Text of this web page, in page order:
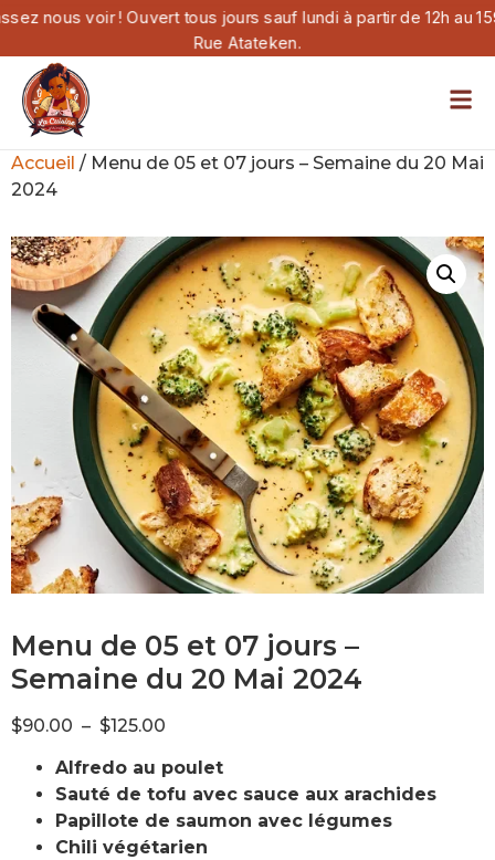
nous voir ! Ouvert tous jours sauf lundi à partir de 12h au
Rue Atateken.
Accueil / Menu de 05 et 07 jours – Semaine du 20 Mai
2024
Menu de 05 et 07 jours –
Semaine du 20 Mai 2024
$90.00 – $125.00
Alfredo au poulet
Sauté de tofu avec sauce aux arachides
Papillote de saumon avec légumes
Chili végétarien